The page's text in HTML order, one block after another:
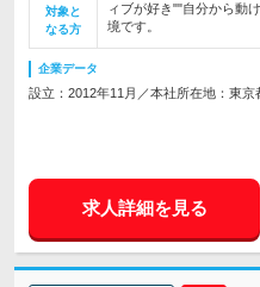
対象と
なる方
ィブが好き""自分から動
境です。
企業データ
設立：2012年11月／本社所在地：東京
求人詳細を見る